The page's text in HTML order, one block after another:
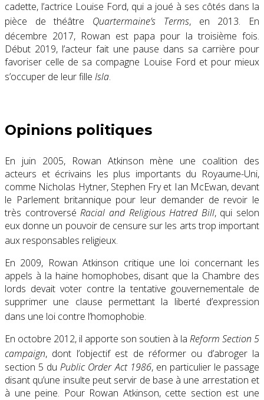
cadette, l’actrice Louise Ford, qui a joué à ses côtés dans la
pièce de théâtre Quartermaine’s Terms, en 2013. En
décembre 2017, Rowan est papa pour la troisième fois.
Début 2019, l’acteur fait une pause dans sa carrière pour
favoriser celle de sa compagne Louise Ford et pour mieux
s’occuper de leur fille Isla.
Opinions politiques
En juin 2005, Rowan Atkinson mène une coalition des
acteurs et écrivains les plus importants du Royaume-Uni,
comme Nicholas Hytner, Stephen Fry et Ian McEwan, devant
le Parlement britannique pour leur demander de revoir le
très controverséRacial and Religious Hatred Bill, qui selon
eux donne un pouvoir de censure sur les arts trop important
aux responsables religieux.
En 2009, Rowan Atkinson critique une loi concernant les
appels à la haine homophobes, disant que la Chambre des
lords devait voter contre la tentative gouvernementale de
supprimer une clause permettant la liberté d’expression
dans une loi contre l’homophobie.
En octobre 2012, il apporte son soutien à la Reform Section 5
campaign, dont l’objectif est de réformer ou d’abroger la
section 5 duPublic Order Act 1986, en particulier le passage
disant qu’une insulte peut servir de base à une arrestation et
à une peine. Pour Rowan Atkinson, cette section est une